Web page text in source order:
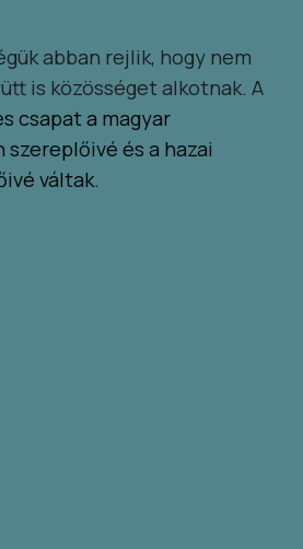
abban rejlik, hogy nem
is közösséget alkotnak. A
csapat a magyar
és a hazai
váltak.